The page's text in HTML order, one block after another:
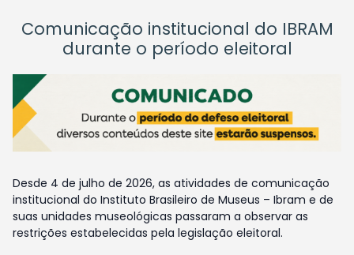
Comunicação institucional do IBRAM
durante o período eleitoral
Desde 4 de julho de 2026, as atividades de comunicação
institucional do Instituto Brasileiro de Museus – Ibram e de
suas unidades museológicas passaram a observar as
restrições estabelecidas pela legislação eleitoral.